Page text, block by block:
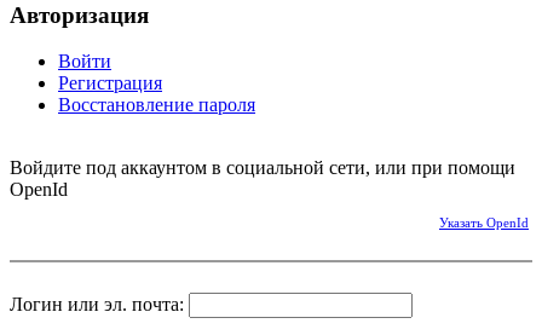
Авторизация
Войти
Регистрация
Восстановление пароля
Войдите под аккаунтом в социальной сети, или при помощи
OpenId
Указать OpenId
Логин или эл. почта: